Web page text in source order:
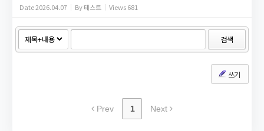
Date2026.04.07 By테스트 Views681
검색
쓰기
Prev 1 Next